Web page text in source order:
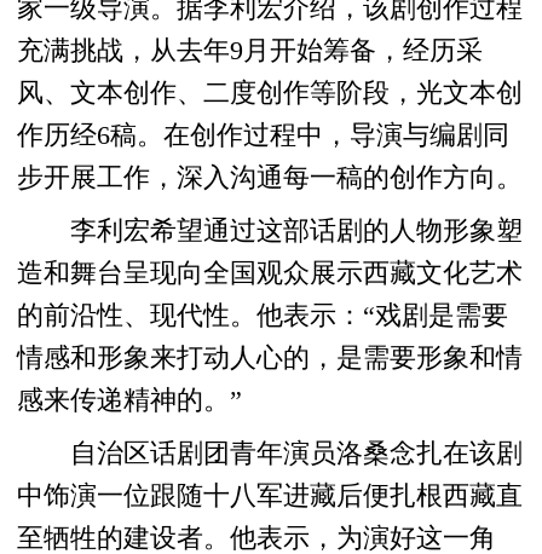
家一级导演。据李利宏介绍，该剧创作过程
充满挑战，从去年9月开始筹备，经历采
风、文本创作、二度创作等阶段，光文本创
作历经6稿。在创作过程中，导演与编剧同
步开展工作，深入沟通每一稿的创作方向。
李利宏希望通过这部话剧的人物形象塑
造和舞台呈现向全国观众展示西藏文化艺术
的前沿性、现代性。他表示：“戏剧是需要
情感和形象来打动人心的，是需要形象和情
感来传递精神的。”
自治区话剧团青年演员洛桑念扎在该剧
中饰演一位跟随十八军进藏后便扎根西藏直
至牺牲的建设者。他表示，为演好这一角